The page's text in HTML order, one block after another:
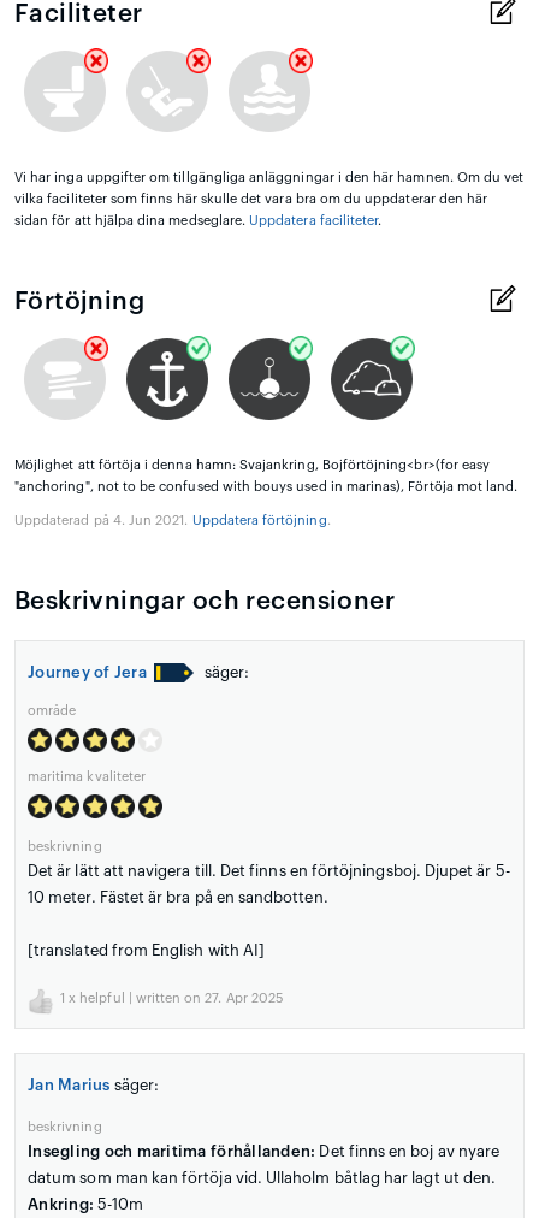
Faciliteter
Vi har inga uppgifter om tillgängliga anläggningar i den här hamnen. Om du vet
vilka faciliteter som finns här skulle det vara bra om du uppdaterar den här
sidan för att hjälpa dina medseglare. Uppdatera faciliteter.
Förtöjning
Möjlighet att förtöja i denna hamn: Svajankring, Bojförtöjning<br>(for easy
"anchoring", not to be confused with bouys used in marinas), Förtöja mot land.
Uppdaterad på 4. Jun 2021. Uppdatera förtöjning.
Beskrivningar och recensioner
Journey of Jera säger:
område
maritima kvaliteter
beskrivning
Det är lätt att navigera till. Det finns en förtöjningsboj. Djupet är 5-
10 meter. Fästet är bra på en sandbotten.
[translated from English with AI]
1 x helpful | written on 27. Apr 2025
Jan Marius säger:
beskrivning
Insegling och maritima förhållanden: Det finns en boj av nyare
datum som man kan förtöja vid. Ullaholm båtlag har lagt ut den.
Ankring: 5-10m